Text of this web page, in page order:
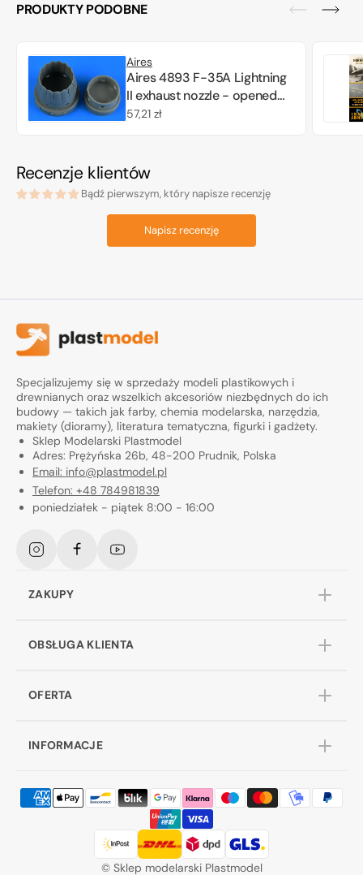
PRODUKTY PODOBNE
Aires
Aires 4893 F-35A Lightning
II exhaust nozzle - opened
position Tamiya 1/48
Cena
57,21 zł
Recenzje klientów
Bądź pierwszym, który napisze recenzję
Napisz recenzję
Specjalizujemy się w sprzedaży modeli plastikowych i
drewnianych oraz wszelkich akcesoriów niezbędnych do ich
budowy — takich jak farby, chemia modelarska, narzędzia,
makiety (dioramy), literatura tematyczna, figurki i gadżety.
Sklep Modelarski Plastmodel
Adres: Prężyńska 26b, 48-200 Prudnik, Polska
Email: info@plastmodel.pl
Telefon: +48 784981839
poniedziałek - piątek 8:00 - 16:00
InstagramFacebookYouTube
ZAKUPY
OBSŁUGA KLIENTA
OFERTA
INFORMACJE
© Sklep modelarski Plastmodel